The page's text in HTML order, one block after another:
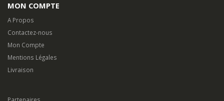
MON COMPTE
A Propos
Contactez-nous
Mon Compte
Mentions Légales
Livraison